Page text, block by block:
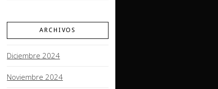
ARCHIVOS
Diciembre 2024
Noviembre 2024